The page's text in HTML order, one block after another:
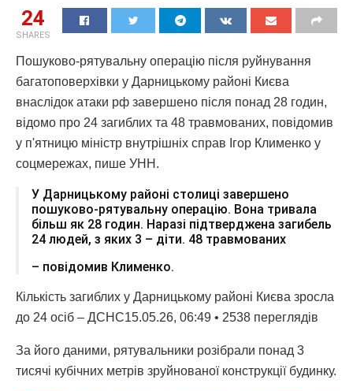
24
SHARES
Пошуково-рятувальну операцію після руйнування
багатоповерхівки у Дарницькому районі Києва
внаслідок атаки рф завершено після понад 28 годин,
відомо про 24 загиблих та 48 травмованих, повідомив
у п'ятницю міністр внутрішніх справ Ігор Клименко у
соцмережах, пише УНН.
У Дарницькому районі столиці завершено
пошуково-рятувальну операцію. Вона тривала
більш як 28 годин. Наразі підтверджена загибель
24 людей, з яких 3 – діти. 48 травмованих
– повідомив Клименко.
Кількість загиблих у Дарницькому районі Києва зросла
до 24 осіб – ДСНС15.05.26, 06:49 • 2538 переглядiв
За його даними, рятувальники розібрали понад 3
тисячі кубічних метрів зруйнованої конструкції будинку.